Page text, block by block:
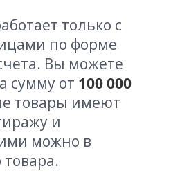
только с
по форме
Вы можете
сумму от 100 000
товары имеют
и
можно в